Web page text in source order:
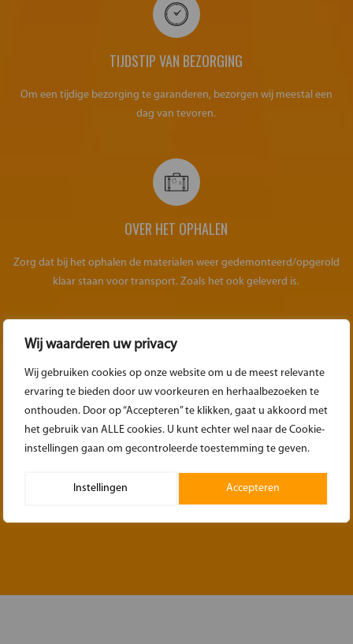
Wij waarderen uw privacy
Wij gebruiken cookies op onze website om u de meest relevante
ervaring te bieden door uw voorkeuren en herhaalbezoeken te
onthouden. Door op “Accepteren” te klikken, gaat u akkoord met
het gebruik van ALLE cookies. U kunt echter wel naar de Cookie-
instellingen gaan om gecontroleerde toestemming te geven.
Instellingen Accepteren
TIJDSTIP VAN BEZORGING
Om een tijdige bezorging te garanderen, bezorgen wij meestal een
dag van tevoren.
OVER HET OPHALEN
Zorg dat bij het ophalen de materialen weer gedemonteerd/opgerold
klaar staan voor transport. Zoals het ook geleverd is.
WIJZIGINGEN
Reemark Attractieverhuur behoudt zich het recht voor om wijzigingen
aan te brengen in de voorwaarden.